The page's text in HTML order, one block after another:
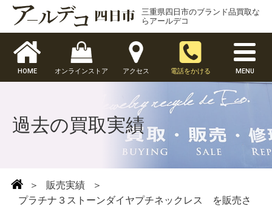
三重県四日市のブランド品買取な
らアールデコ
HOME オンラインストア アクセス 電話をかける MENU
過去の買取実績
＞ 販売実績
＞
プラチナ３ストーンダイヤプチネックレス を販売さ